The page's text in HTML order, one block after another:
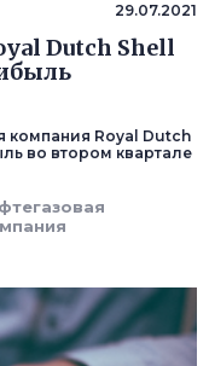
29.07.2021
Dutch Shell
компания Royal Dutch
во втором квартале